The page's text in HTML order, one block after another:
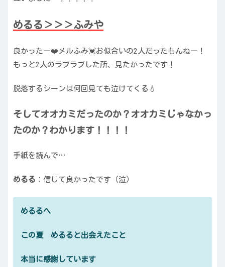
めるる＞＞＞ふみや
良かったー❤️メルふみ💓お似合いの2人だったもんねー！
もっと2人のラブラブした所、見たかったです！
脱落するシーンは何回見ても泣けてくる💧
そしてオオカミだったのか？オオカミじゃなかっ
たのか？わかります！！！！
手紙を読んで…
めるる ：信じて良かったです（泣）
めるるへ
この夏 めるると出会えたこと
本当に感謝しています